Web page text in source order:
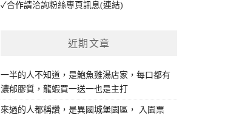
✓合作請洽詢粉絲專頁訊息(連結)
近期文章
一半的人不知道，是鮑魚雞湯店家，每口都有
濃郁膠質，龍蝦買一送一也是主打
來過的人都稱讚，是異國城堡園區， 入園票